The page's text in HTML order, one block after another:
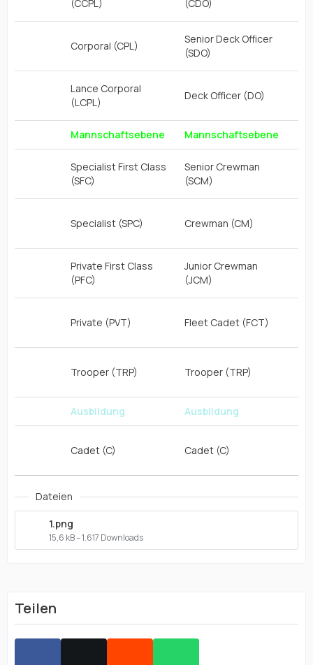
(CCPL) (CDO)
Corporal (CPL)
Senior Deck Officer
(SDO)
Lance Corporal
(LCPL)
Deck Officer (DO)
Mannschaftsebene Mannschaftsebene
Specialist First Class
(SFC)
Senior Crewman
(SCM)
Specialist (SPC) Crewman (CM)
Private First Class
(PFC)
Junior Crewman
(JCM)
Private (PVT) Fleet Cadet (FCT)
Trooper (TRP) Trooper (TRP)
Ausbildung Ausbildung
Cadet (C) Cadet (C)
Dateien
1.png
15,6 kB – 1.617 Downloads
Teilen